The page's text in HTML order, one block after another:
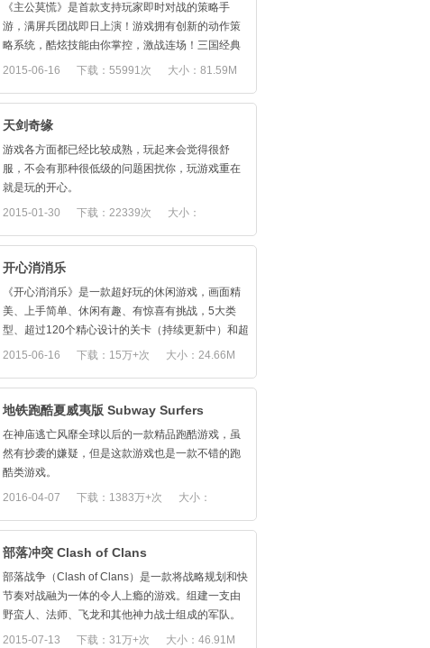
EA SPORTS 出品的 FIFA 15 Ultimate Team 拥有
10000多名球员，来自500多个授权球队。 此外，
还有 30 个真实联赛和众多体育场馆！ 我们邀请您
打造一支梦幻足球队，并让他们接受真枪实弹的考
在 Google Play 上选择最正宗的足球比赛游戏，让
您体验酣畅淋漓的足球快感。
本应用程序内置购买功能。 您可以使用设备设置禁
用程序内置的购买功能。
- 本游戏具有出色的图形质量，内有无以数计的真实
1.35GB 的可用空间。
- 打造您的球队。
尔那样的超级巨星，组建您自己的梦幻球队。 选择
您的打法、阵型、球衣和更多。
快速模拟模式。
使用新的快速模拟功能测试您的管理技能。 设置您
的球队，开始比赛，然后观看比赛过程。 在此过程
队实力。 比赛结果完全取决于您管理球员技能和催
生化学反应的能力 - 将游戏的真实性提升到一个新
的水平。
真实世界的球队比赛
您可以玩最喜欢球队的下一场比赛和世界各大联赛
控球
现在，您可以使用“穿透式传球”功能 - 或者使用新
亮的控球动作。 您甚至可以双击揺杆，使战术盘带
进行更紧密的控球。 另外，如果您有一个外部控制
器 - 请使用它来帮助您获得更好的表现。
现在就行动吧！FIFA 15 Ultimae Team让您体验足
《主公莫慌》是首款支持玩家即时对战的策略手
游，满屏兵团战即日上演！游戏拥有创新的动作策
略系统，酷炫技能由你掌控，激战连场！三国经典
名将任你收集，技能学习、培养成长、带兵布阵，
硬派的三国战斗！
游戏突破
- 告别单机，让手游进入“与人斗”时代。首款支持玩
家即时对战的策略对战手游，三国激战随时打响。
- 告别呆板、枯草的“豆腐块”互砍。游戏创新的动作
策略系统，酷炫技能由你掌控，逆袭随时发生。
- 告别单调、封闭的武将养成，游戏拥有700种酷炫
你主导。
游戏特色
即时玄机：手握战局上演逆袭
《主公莫慌》拥有创新的动作策略系统，玩家在战
斗中可根据战局变化，选择释放的技能和时机。酷
兵团碾压：排兵布阵炫技妙算
要碾压对手，武将军团需要搭配合理。玩家要善于
从而克敌制胜！
招兵买马：三国名将为我而战
《主公莫慌》内有百余位三国名将，随时听命于
你。每位都有个性造型和战斗动态，在手机屏上呈
现三国激战。
2015-06-16 下载：55991次 大小：81.59M
天剑奇缘
游戏各方面都已经比较成熟，玩起来会觉得很舒
服，不会有那种很低级的问题困扰你，玩游戏重在
就是玩的开心。
2015-01-30
下载：22339次 大小：
114.31M
开心消消乐
《开心消消乐》是一款超好玩的休闲游戏，画面精
美、上手简单、休闲有趣、有惊喜有挑战，5大类
型、超过120个精心设计的关卡（持续更新中）和超
萌超可爱的动物形象，是您平常休闲娱乐、打发时
2015-06-16 下载：15万+次 大小：24.66M
地铁跑酷夏威夷版 Subway Surfers
在神庙逃亡风靡全球以后的一款精品跑酷游戏，虽
然有抄袭的嫌疑，但是这款游戏也是一款不错的跑
酷类游戏。
2016-04-07
下载：1383万+次 大小：
48.20M
部落冲突 Clash of Clans
部落战争（Clash of Clans）是一款将战略规划和快
节奏对战融为一体的令人上瘾的游戏。组建一支由
野蛮人、法师、飞龙和其他神力战士组成的军队。
您可以加入一个部落，在部 落中凭借军功获得晋
2015-07-13 下载：31万+次 大小：46.91M